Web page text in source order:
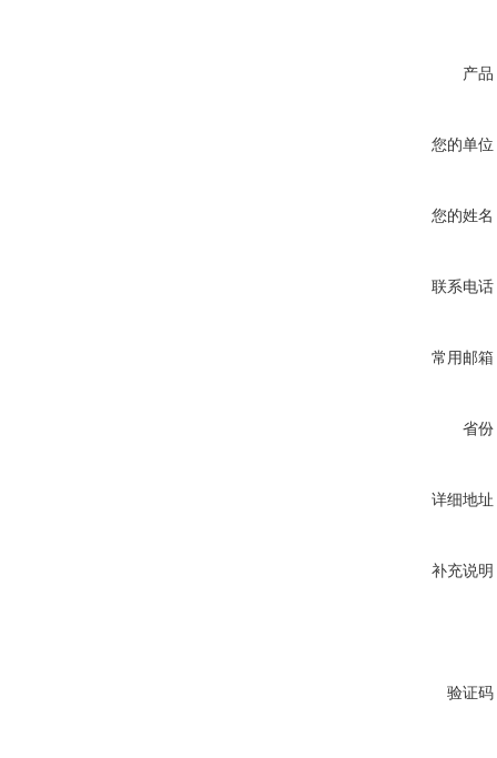
产品
您的单位
您的姓名
联系电话
常用邮箱
省份
详细地址
补充说明
验证码